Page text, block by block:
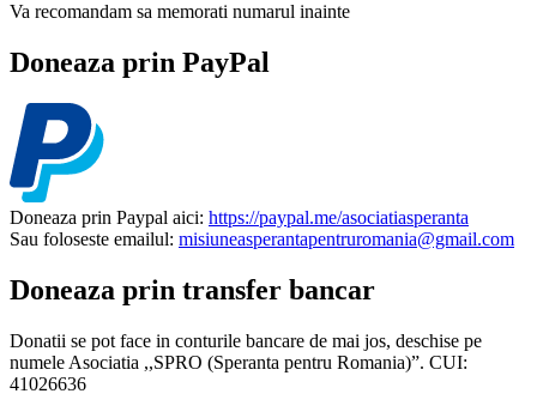
Va recomandam sa memorati numarul inainte
Doneaza prin PayPal
Doneaza prin Paypal aici: https://paypal.me/asociatiasperanta
Sau foloseste emailul: misiuneasperantapentruromania@gmail.com
Doneaza prin transfer bancar
Donatii se pot face in conturile bancare de mai jos, deschise pe
numele Asociatia ,,SPRO (Speranta pentru Romania)”. CUI:
41026636